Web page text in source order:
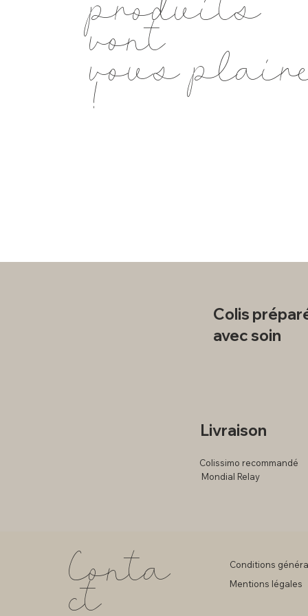
vont
vous
!
Colis
avec soin
Livraison
Colissimo recommandé
Mondial Relay
Conta
ct
Conditions
Mentions légales